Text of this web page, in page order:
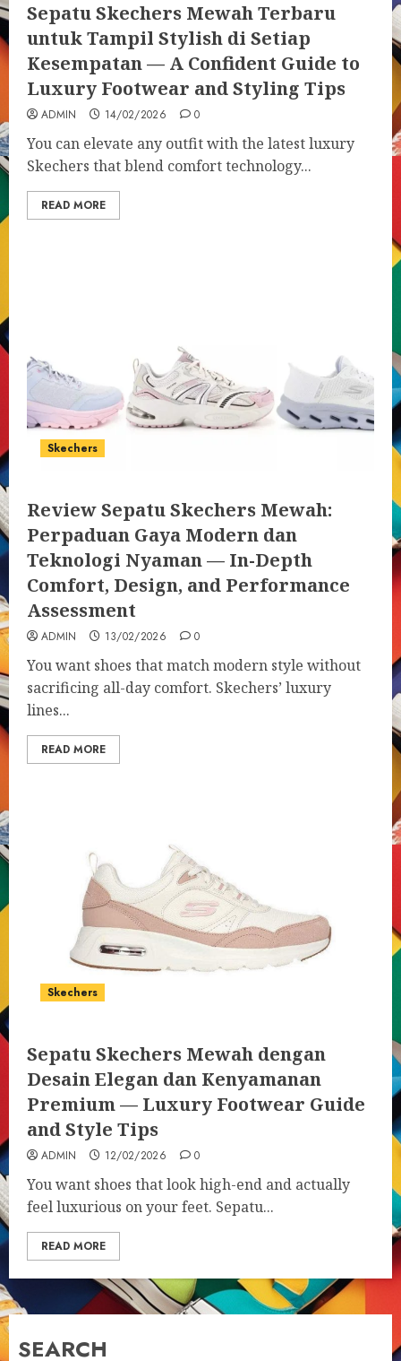
Sepatu Skechers Mewah Terbaru
untuk Tampil Stylish di Setiap
Kesempatan — A Confident Guide to
Luxury Footwear and Styling Tips
ADMIN 14/02/2026 0
You can elevate any outfit with the latest luxury
Skechers that blend comfort technology...
READ MORE
Skechers
Review Sepatu Skechers Mewah:
Perpaduan Gaya Modern dan
Teknologi Nyaman — In-Depth
Comfort, Design, and Performance
Assessment
ADMIN 13/02/2026 0
You want shoes that match modern style without
sacrificing all-day comfort. Skechers’ luxury
lines...
READ MORE
Skechers
Sepatu Skechers Mewah dengan
Desain Elegan dan Kenyamanan
Premium — Luxury Footwear Guide
and Style Tips
ADMIN 12/02/2026 0
You want shoes that look high-end and actually
feel luxurious on your feet. Sepatu...
READ MORE
SEARCH